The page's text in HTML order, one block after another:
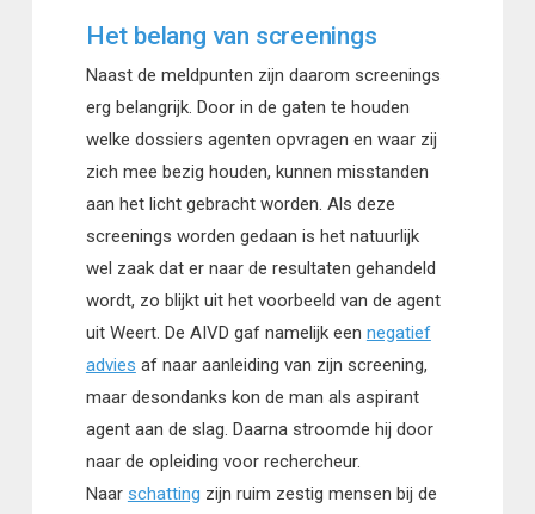
Het belang van screenings
Naast de meldpunten zijn daarom screenings
erg belangrijk. Door in de gaten te houden
welke dossiers agenten opvragen en waar zij
zich mee bezig houden, kunnen misstanden
aan het licht gebracht worden. Als deze
screenings worden gedaan is het natuurlijk
wel zaak dat er naar de resultaten gehandeld
wordt, zo blijkt uit het voorbeeld van de agent
uit Weert. De AIVD gaf namelijk een negatief
advies af naar aanleiding van zijn screening,
maar desondanks kon de man als aspirant
agent aan de slag. Daarna stroomde hij door
naar de opleiding voor rechercheur.
Naar schatting zijn ruim zestig mensen bij de